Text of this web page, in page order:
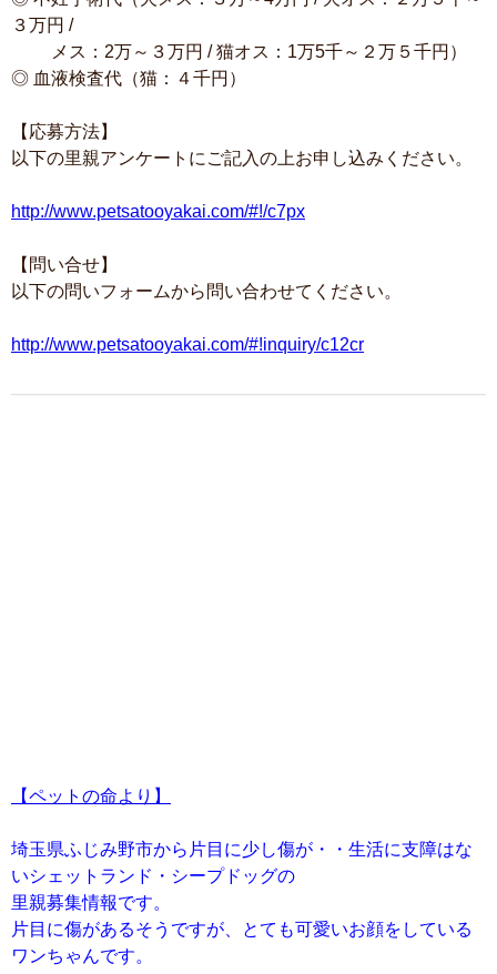
３万円 /
メス：2万～３万円 / 猫オス：1万5千～２万５千円）
◎ 血液検査代（猫：４千円）
【応募方法】
以下の里親アンケートにご記入の上お申し込みください。
http://www.petsatooyakai.com/#!/c7px
【問い合せ】
以下の問いフォームから問い合わせてください。
http://www.petsatooyakai.com/#!inquiry/c12cr
【ペットの命より】
埼玉県ふじみ野市から片目に少し傷が・・生活に支障はな
いシェットランド・シープドッグの
里親募集情報です。
片目に傷があるそうですが、とても可愛いお顔をしている
ワンちゃんです。